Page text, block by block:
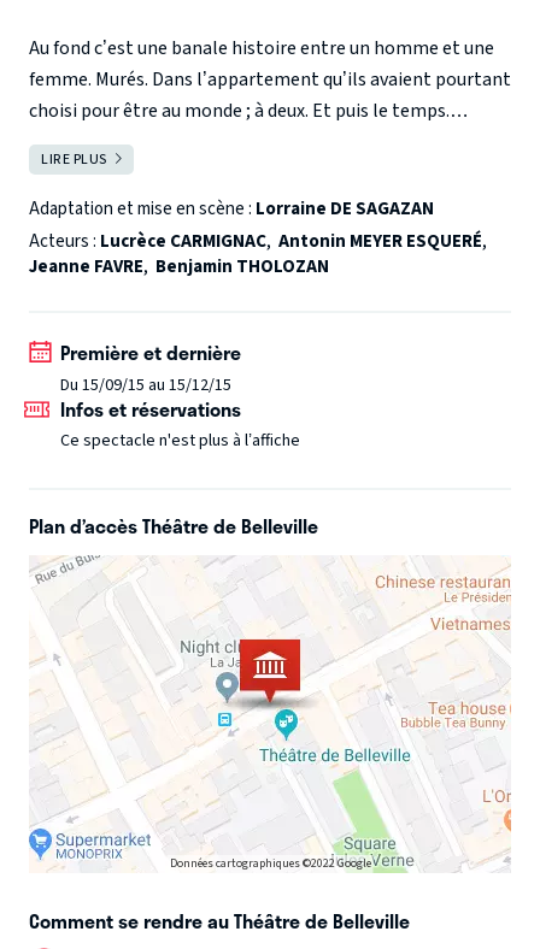
Au fond c’est une banale histoire entre un homme et une
femme. Murés. Dans l’appartement qu’ils avaient pourtant
choisi pour être au monde ; à deux. Et puis le temps.
Maintenant il faudrait sortir d’ici. Plus de force ? Ou bien
c'est qu'ils s'aiment ? Entre jouissantes invectives, humour
noir et désespoir, ils frappent et se débattent pour se
sentir vivants. C’est d’un ordinaire. Si si je vous assure. C’est
vraiment dégueulasse.
LIRE PLUS
Adaptation et mise en scène : Lorraine DE SAGAZAN
Acteurs : Lucrèce CARMIGNAC, Antonin MEYER ESQUERÉ,
Jeanne FAVRE, Benjamin THOLOZAN
Première et dernière
Du 15/09/15 au 15/12/15
Infos et réservations
Ce spectacle n'est plus à l’affiche
Plan d’accès Théâtre de Belleville
Données cartographiques ©2022 Google
Comment se rendre au Théâtre de Belleville